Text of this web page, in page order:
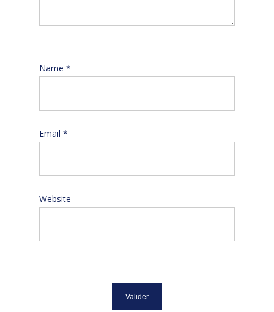
Name *
Email *
Website